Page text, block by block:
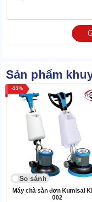
Máy vệ sinh nền nhà
hướng phía trước và 2
tạo được ma sát lớn với
giúp xe bon bon leo dốc.
1.4 Bàn chà đáy
Thiết bị tích hợp 2 bàn
bóng với pad,... Sử dụng
Sản phẩm
33
So sánh
Máy chà sàn đơn Kumisai
002